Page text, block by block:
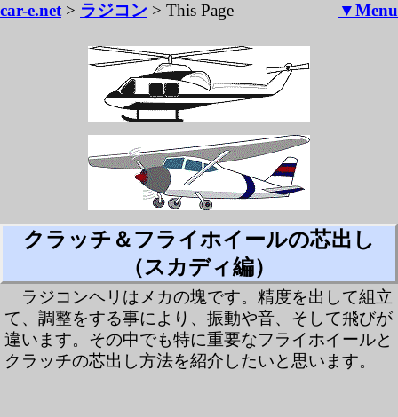
car-e.net > ラジコン > This Page ▼Menu
クラッチ＆フライホイールの芯出し
（スカディ編）
ラジコンヘリはメカの塊です。精度を出して組立
て、調整をする事により、振動や音、そして飛びが
違います。その中でも特に重要なフライホイールと
クラッチの芯出し方法を紹介したいと思います。